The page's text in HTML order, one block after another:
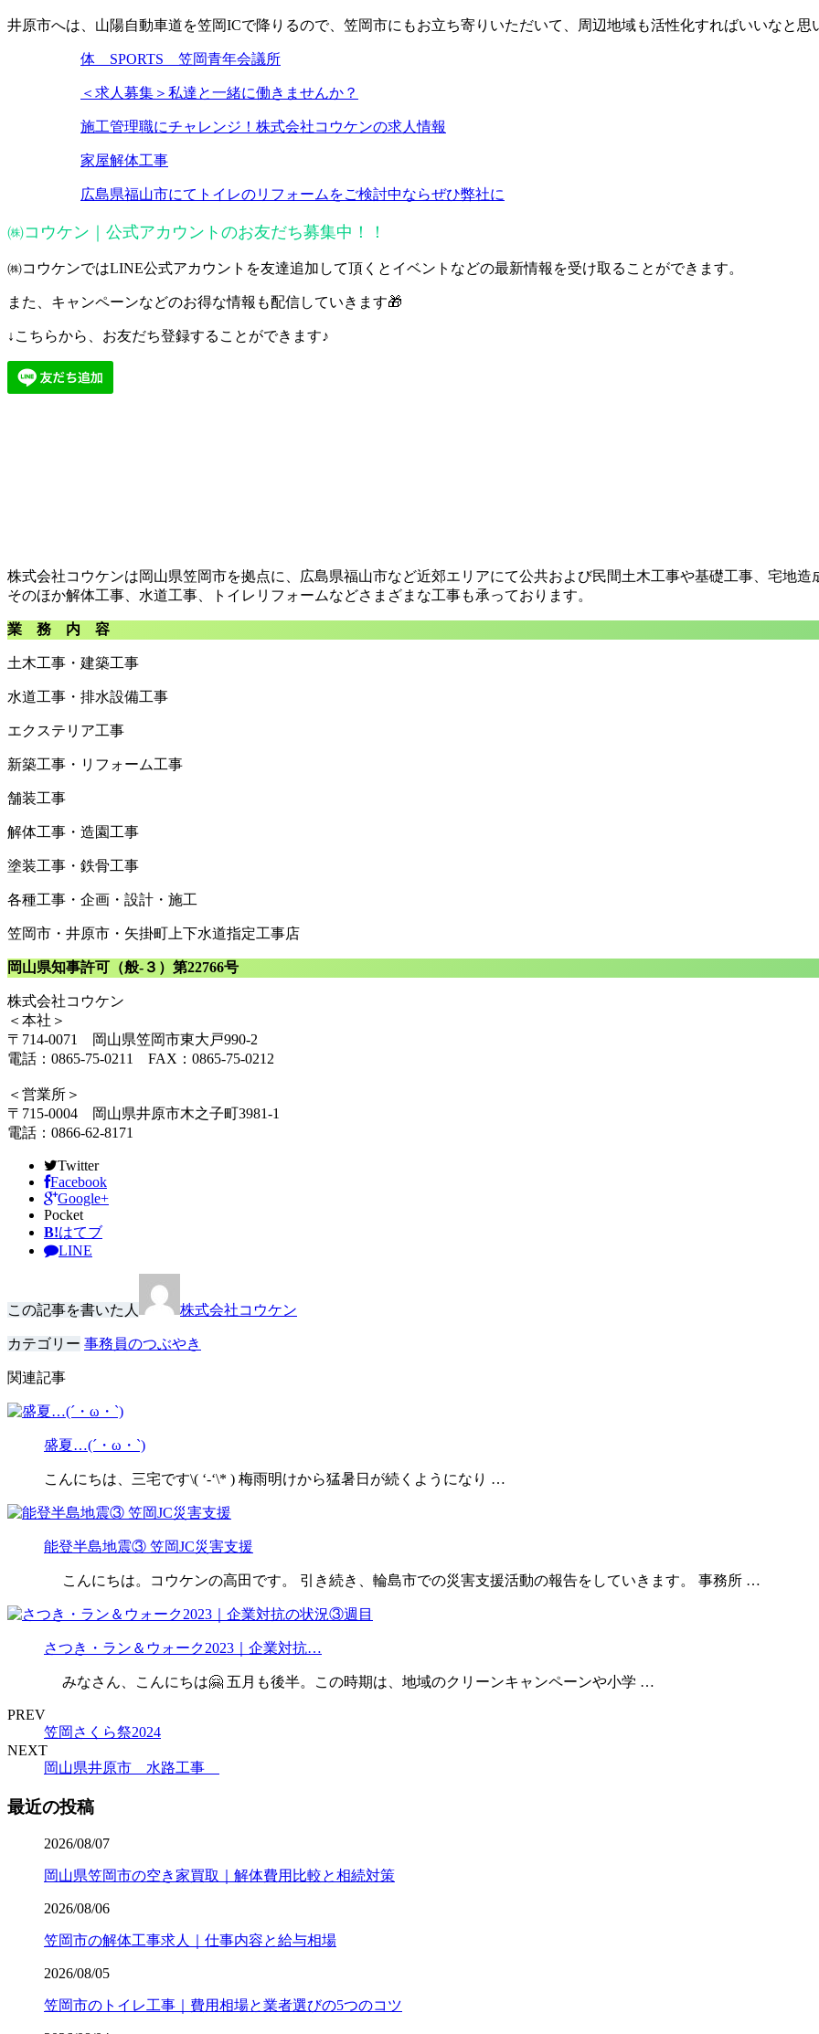
井原市へは、山陽自動車道を笠岡ICで降りるので、笠岡市にもお立ち寄りいただいて、周辺地域も活性化すればいいなと思
体 SPORTS 笠岡青年会議所
＜求人募集＞私達と一緒に働きませんか？
施工管理職にチャレンジ！株式会社コウケンの求人情報
家屋解体工事
広島県福山市にてトイレのリフォームをご検討中ならぜひ弊社に
㈱コウケン｜公式アカウントのお友だち募集中！！
㈱コウケンではLINE公式アカウントを友達追加して頂くとイベントなどの最新情報を受け取ることができます。
また、キャンペーンなどのお得な情報も配信していきます🎁
↓こちらから、お友だち登録することができます♪
株式会社コウケンは岡山県笠岡市を拠点に、広島県福山市など近郊エリアにて公共および民間土木工事や基礎工事、宅地
そのほか解体工事、水道工事、トイレリフォームなどさまざまな工事も承っております。
業 務 内 容
土木工事・建築工事
水道工事・排水設備工事
エクステリア工事
新築工事・リフォーム工事
舗装工事
解体工事・造園工事
塗装工事・鉄骨工事
各種工事・企画・設計・施工
笠岡市・井原市・矢掛町上下水道指定工事店
岡山県知事許可（般-３）第22766号
株式会社コウケン
＜本社＞
〒714-0071 岡山県笠岡市東大戸990-2
電話：0865-75-0211 FAX：0865-75-0212
＜営業所＞
〒715-0004 岡山県井原市木之子町3981-1
電話：0866-62-8171
Twitter
Facebook
Google+
Pocket
B!はてブ
LINE
この記事を書いた人 株式会社コウケン
カテゴリー 事務員のつぶやき
関連記事
盛夏…(´・ω・`)
こんにちは、三宅です\( ‘-‘\* ) 梅雨明けから猛暑日が続くようになり …
能登半島地震③ 笠岡JC災害支援
こんにちは。コウケンの高田です。 引き続き、輪島市での災害支援活動の報告をしていきます。 事務所 …
さつき・ラン＆ウォーク2023｜企業対抗…
みなさん、こんにちは🤗 五月も後半。この時期は、地域のクリーンキャンペーンや小学 …
PREV
笠岡さくら祭2024
NEXT
岡山県井原市 水路工事
最近の投稿
2026/08/07
岡山県笠岡市の空き家買取｜解体費用比較と相続対策
2026/08/06
笠岡市の解体工事求人｜仕事内容と給与相場
2026/08/05
笠岡市のトイレ工事｜費用相場と業者選びの5つのコツ